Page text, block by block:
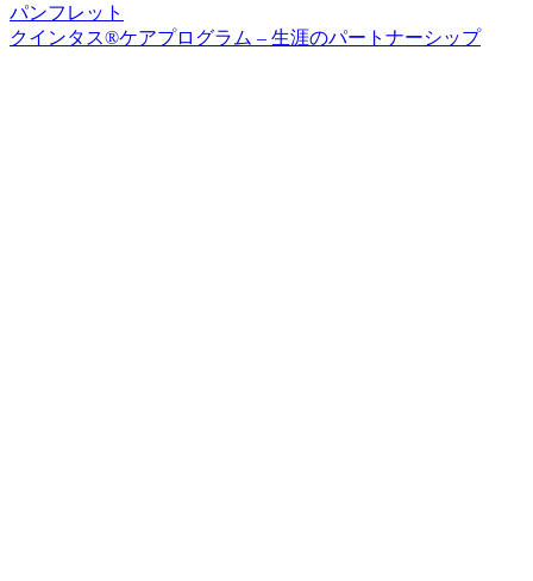
パンフレット
クインタス®ケアプログラム – 生涯のパートナーシップ